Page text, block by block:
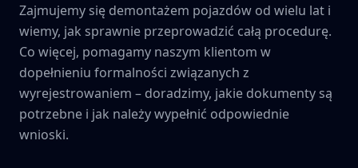
Zajmujemy się demontażem pojazdów od wielu lat i
wiemy, jak sprawnie przeprowadzić całą procedurę.
Co więcej, pomagamy naszym klientom w
dopełnieniu formalności związanych z
wyrejestrowaniem – doradzimy, jakie dokumenty są
potrzebne i jak należy wypełnić odpowiednie
wnioski.